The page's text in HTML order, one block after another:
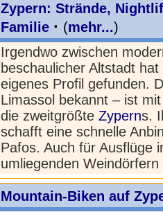
Zypern: Strände,
Familie · (mehr...)
Irgendwo zwischen
beschaulicher Altstadt
eigenes Profil gefunden.
Limassol bekannt – ist
die zweitgrößte Zyperns.
schafft eine schnelle
Pafos. Auch für Ausflüge
umliegenden
Mountain-Biken auf